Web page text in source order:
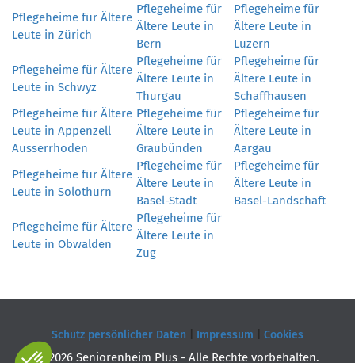
Pflegeheime für Ältere
Leute in Zürich
Pflegeheime für
Ältere Leute in
Bern
Pflegeheime für
Ältere Leute in
Luzern
Pflegeheime für Ältere
Leute in Schwyz
Pflegeheime für
Ältere Leute in
Thurgau
Pflegeheime für
Ältere Leute in
Schaffhausen
Pflegeheime für Ältere
Leute in Appenzell
Ausserrhoden
Pflegeheime für
Ältere Leute in
Graubünden
Pflegeheime für
Ältere Leute in
Aargau
Pflegeheime für Ältere
Leute in Solothurn
Pflegeheime für
Ältere Leute in
Basel-Stadt
Pflegeheime für
Ältere Leute in
Basel-Landschaft
Pflegeheime für Ältere
Leute in Obwalden
Pflegeheime für
Ältere Leute in
Zug
Schutz persönlicher Daten Impressum Cookies
© 2026 Seniorenheim Plus - Alle Rechte vorbehalten.